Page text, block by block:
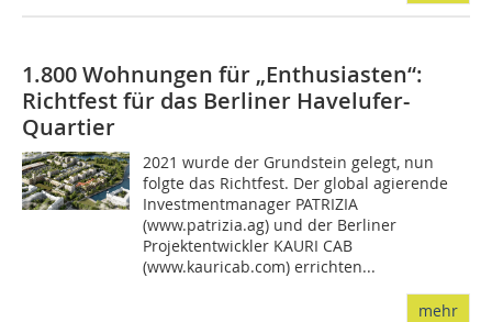
1.800 Wohnungen für „Enthusiasten“:
Richtfest für das Berliner Havelufer-
Quartier
2021 wurde der Grundstein gelegt, nun
folgte das Richtfest. Der global agierende
Investmentmanager PATRIZIA
(www.patrizia.ag) und der Berliner
Projektentwickler KAURI CAB
(www.kauricab.com) errichten...
mehr